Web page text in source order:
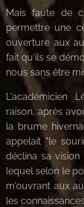
Mais faute de
permettre une
ouverture aux
fait qu'ils se
nous sans être
L'académicien
raison, après
la brume
appelait "le
déclina sa
lequel selon le
m'ouvrant aux
les